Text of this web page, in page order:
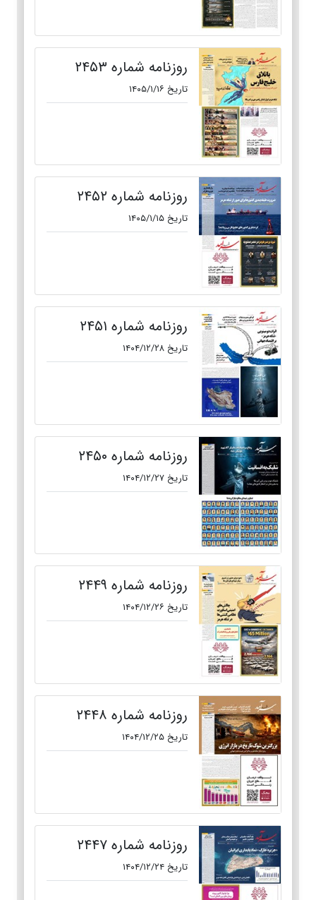
روزنامه شماره ۲۴۵۳
تاریخ ۱۴۰۵/۱/۱۶
روزنامه شماره ۲۴۵۲
تاریخ ۱۴۰۵/۱/۱۵
روزنامه شماره ۲۴۵۱
تاریخ ۱۴۰۴/۱۲/۲۸
روزنامه شماره ۲۴۵۰
تاریخ ۱۴۰۴/۱۲/۲۷
روزنامه شماره ۲۴۴۹
تاریخ ۱۴۰۴/۱۲/۲۶
روزنامه شماره ۲۴۴۸
تاریخ ۱۴۰۴/۱۲/۲۵
روزنامه شماره ۲۴۴۷
تاریخ ۱۴۰۴/۱۲/۲۴